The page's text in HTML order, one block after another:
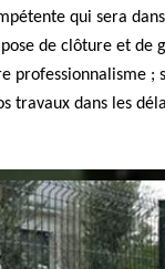
qui sera
de clôture et de
professionnalisme ;
travaux dans les